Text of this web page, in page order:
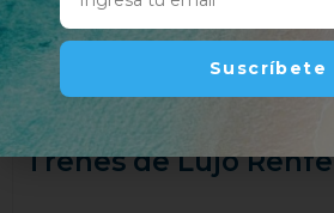
Trenes de Lujo Renfe
Suscríbete